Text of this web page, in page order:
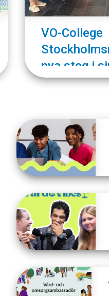
VO-College
nya steg i